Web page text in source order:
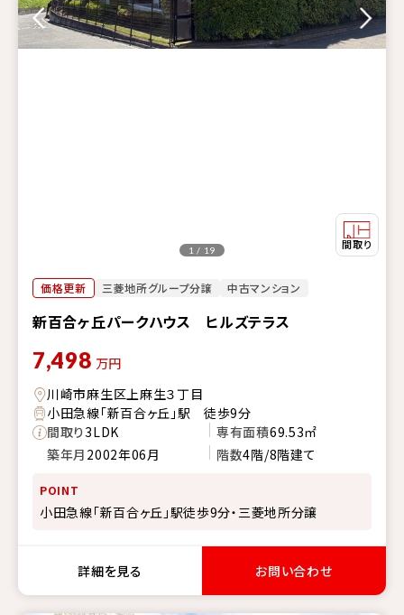
価格更新 三菱地所グループ分譲 中古マンション
新百合ヶ丘パークハウス ヒルズテラス
1 / 19
7,498 万円
川崎市麻生区上麻生３丁目
小田急線「新百合ヶ丘」駅 徒歩9分
間取り3LDK 専有面積69.53㎡
築年月 2002年06月 階数4階/8階建て
POINT
小田急線「新百合ヶ丘」駅徒歩9分・三菱地所分譲
詳細を見る お問い合わせ